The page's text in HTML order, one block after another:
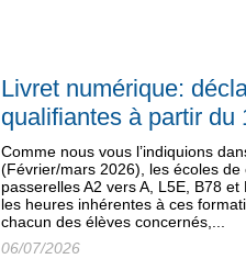
Livret numérique:
qualifiantes à partir du
Comme nous vous l’indiquions
(Février/mars 2026), les écoles
passerelles A2 vers A, L5E, B78
les heures inhérentes à ces
chacun des élèves concernés,...
06/07/2026